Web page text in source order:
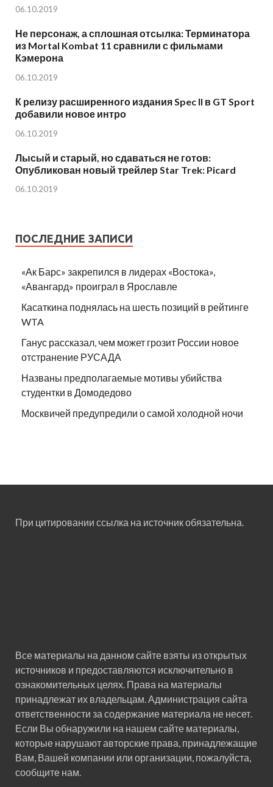
06.10.2019
Не персонаж, а сплошная отсылка: Терминатора
из Mortal Kombat 11 сравнили с фильмами
Кэмерона
06.10.2019
К релизу расширенного издания Spec II в GT Sport
добавили новое интро
06.10.2019
Лысый и старый, но сдаваться не готов:
Опубликован новый трейлер Star Trek: Picard
06.10.2019
ПОСЛЕДНИЕ ЗАПИСИ
«Ак Барс» закрепился в лидерах «Востока»,
«Авангард» проиграл в Ярославле
Касаткина поднялась на шесть позиций в рейтинге
WTA
Ганус рассказал, чем может грозит России новое
отстранение РУСАДА
Названы предполагаемые мотивы убийства
студентки в Домодедово
Москвичей предупредили о самой холодной ночи
При цитировании ссылка на источник обязательна.
Все материалы на данном сайте взяты из открытых
источников и предоставляются исключительно в
ознакомительных целях. Права на материалы
принадлежат их владельцам. Администрация сайта
ответственности за содержание материала не несет.
Если Вы обнаружили на нашем сайте материалы,
которые нарушают авторские права, принадлежащие
Вам, Вашей компании или организации, пожалуйста,
сообщите нам.